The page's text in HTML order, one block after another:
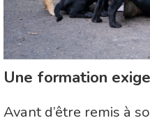
Une formation
Avant d’être remis à